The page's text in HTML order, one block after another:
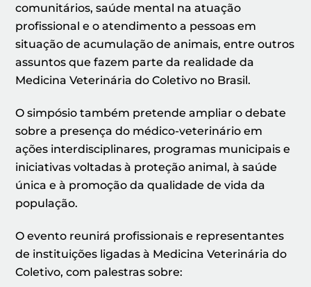
comunitários, saúde mental na atuação
profissional e o atendimento a pessoas em
situação de acumulação de animais, entre outros
assuntos que fazem parte da realidade da
Medicina Veterinária do Coletivo no Brasil.
O simpósio também pretende ampliar o debate
sobre a presença do médico-veterinário em
ações interdisciplinares, programas municipais e
iniciativas voltadas à proteção animal, à saúde
única e à promoção da qualidade de vida da
população.
O evento reunirá profissionais e representantes
de instituições ligadas à Medicina Veterinária do
Coletivo, com palestras sobre: